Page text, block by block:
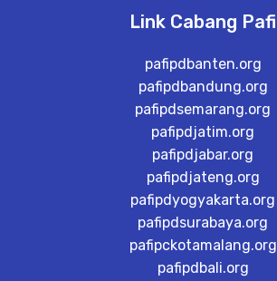
Link Cabang Pafi
pafipdbanten.org
pafipdbandung.org
pafipdsemarang.org
pafipdjatim.org
pafipdjabar.org
pafipdjateng.org
pafipdyogyakarta.org
pafipdsurabaya.org
pafipckotamalang.org
pafipdbali.org